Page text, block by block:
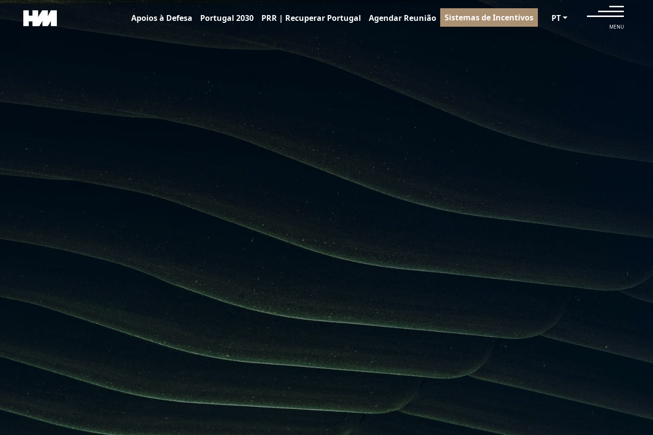
Skip to content
Main Navigation Apoios à Defesa Portugal 2030 PRR | Recuperar Portugal Agendar Reunião Sistemas de Incentivos PT
MENU